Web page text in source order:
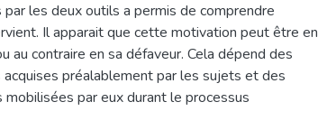
les deux outils a permis de comprendre
Il apparait que cette motivation peut être en
au contraire en sa défaveur. Cela dépend des
préalablement par les sujets et des
par eux durant le processus